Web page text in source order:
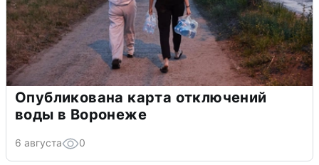
Опубликована карта отключений
воды в Воронеже
6 августа 0